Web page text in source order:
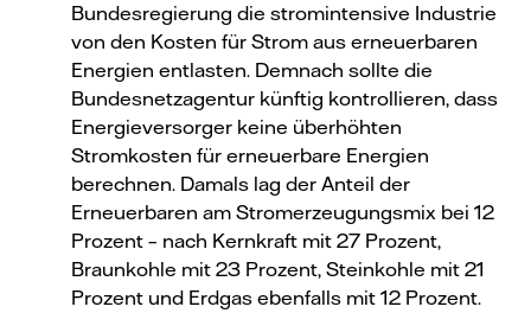
Bundesregierung die stromintensive Industrie
von den Kosten für Strom aus erneuerbaren
Energien entlasten. Demnach sollte die
Bundesnetzagentur künftig kontrollieren, dass
Energieversorger keine überhöhten
Stromkosten für erneuerbare Energien
berechnen. Damals lag der Anteil der
Erneuerbaren am Stromerzeugungsmix bei 12
Prozent – nach Kernkraft mit 27 Prozent,
Braunkohle mit 23 Prozent, Steinkohle mit 21
Prozent und Erdgas ebenfalls mit 12 Prozent.